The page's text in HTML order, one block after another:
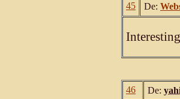
45 De:
46 De: